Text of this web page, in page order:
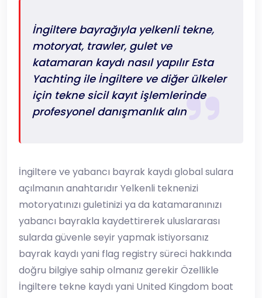
İngiltere bayrağıyla yelkenli tekne,
motoryat, trawler, gulet ve
katamaran kaydı nasıl yapılır Esta
Yachting ile İngiltere ve diğer ülkeler
için tekne sicil kayıt işlemlerinde
profesyonel danışmanlık alın
İngiltere ve yabancı bayrak kaydı global sulara
açılmanın anahtarıdır Yelkenli teknenizi
motoryatınızı guletinizi ya da katamaranınızı
yabancı bayrakla kaydettirerek uluslararası
sularda güvenle seyir yapmak istiyorsanız
bayrak kaydı yani flag registry süreci hakkında
doğru bilgiye sahip olmanız gerekir Özellikle
İngiltere tekne kaydı yani United Kingdom boat